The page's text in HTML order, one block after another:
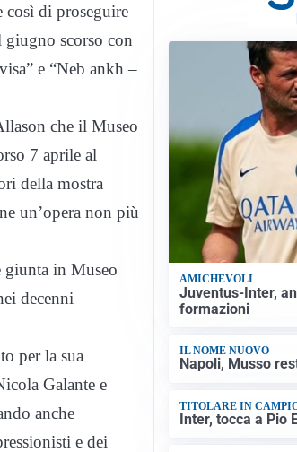
così di proseguire
scorso con
e “Neb ankh –
che il Museo
7 aprile al
della mostra
un’opera non più
giunta in Museo
decenni
per la sua
Galante e
anche
e dei
AMICHEVOLI
Juventus-Inter,
formazioni
IL NOME NUOVO
Napoli, Musso
TITOLARE IN
Inter, tocca a Pio